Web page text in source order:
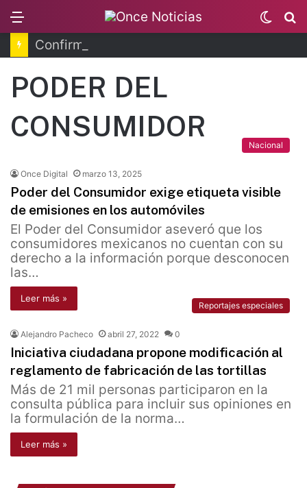
Switch
skin
PODER DEL
CONSUMIDOR
Nacional
Once Digital marzo 13, 2025
Poder del Consumidor exige etiqueta visible
de emisiones en los automóviles
El Poder del Consumidor aseveró que los
consumidores mexicanos no cuentan con su
derecho a la información porque desconocen
las…
Leer más »
Reportajes especiales
Alejandro Pacheco abril 27, 2022 0
Iniciativa ciudadana propone modificación al
reglamento de fabricación de las tortillas
Más de 21 mil personas participaron en la
consulta pública para incluir sus opiniones en
la formulación de la norma…
Leer más »